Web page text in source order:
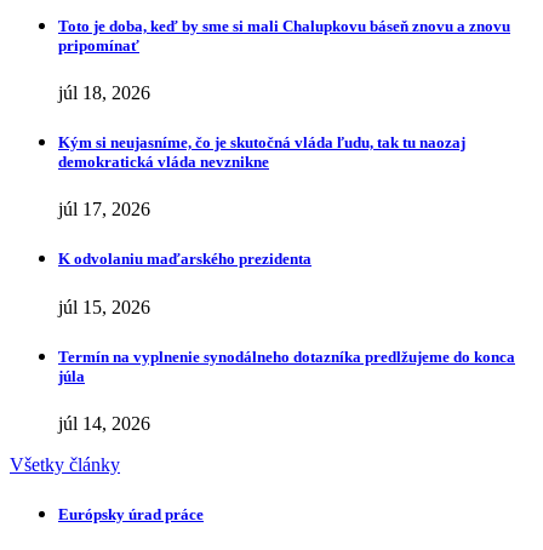
Toto je doba, keď by sme si mali Chalupkovu báseň znovu a znovu
pripomínať
júl 18, 2026
Kým si neujasníme, čo je skutočná vláda ľudu, tak tu naozaj
demokratická vláda nevznikne
júl 17, 2026
K odvolaniu maďarského prezidenta
júl 15, 2026
Termín na vyplnenie synodálneho dotazníka predlžujeme do konca
júla
júl 14, 2026
Všetky články
Európsky úrad práce